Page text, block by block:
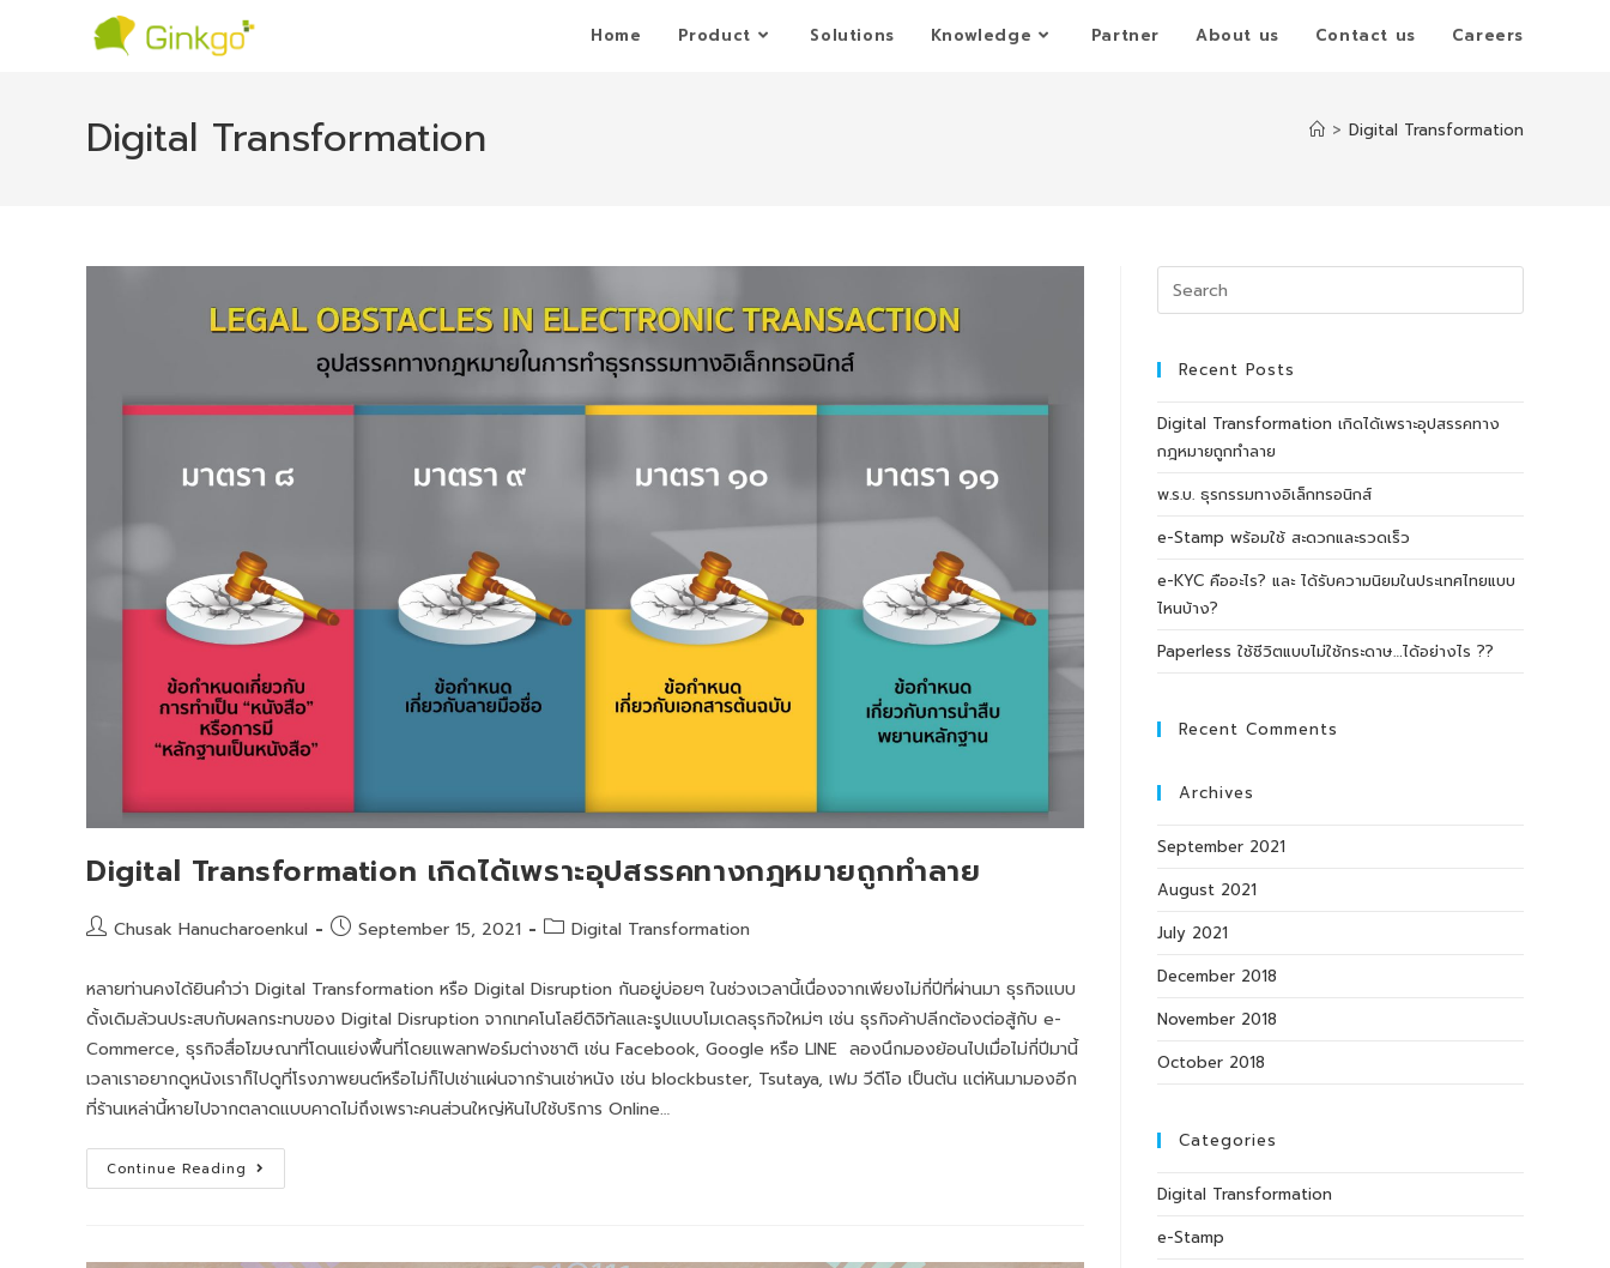
Home Product Solutions Knowledge Partner About us Contact us Careers
Digital Transformation > Digital Transformation
Digital Transformation เกิดได้เพราะอุปสรรคทางกฎหมายถูกทำลาย
Chusak Hanucharoenkul September 15, 2021 Digital Transformation
หลายท่านคงได้ยินคำว่า Digital Transformation หรือ Digital Disruption กันอยู่บ่อยๆ ในช่วงเวลานี้เนื่องจากเพียงไม่กี่ปีที่ผ่านมา ธุรกิจแบบ
ดั้งเดิมล้วนประสบกับผลกระทบของ Digital Disruption จากเทคโนโลยีดิจิทัลและรูปแบบโมเดลธุรกิจใหม่ๆ เช่น ธุรกิจค้าปลีกต้องต่อสู้กับ e-
Commerce, ธุรกิจสื่อโฆษณาที่โดนแย่งพื้นที่โดยแพลทฟอร์มต่างชาติ เช่น Facebook, Google หรือ LINE ลองนึกมองย้อนไปเมื่อไม่กี่ปีมานี้
เวลาเราอยากดูหนังเราก็ไปดูที่โรงภาพยนต์หรือไม่ก็ไปเช่าแผ่นจากร้านเช่าหนัง เช่น blockbuster, Tsutaya, เฟม วีดีโอ เป็นต้น แต่หันมามองอีก
ที่ร้านเหล่านี้หายไปจากตลาดแบบคาดไม่ถึงเพราะคนส่วนใหญ่หันไปใช้บริการ Online…
Continue Reading
Recent Posts
Digital Transformation เกิดได้เพราะอุปสรรคทาง
กฎหมายถูกทำลาย
พ.ร.บ. ธุรกรรมทางอิเล็กทรอนิกส์
e-Stamp พร้อมใช้ สะดวกและรวดเร็ว
e-KYC คืออะไร? และ ได้รับความนิยมในประเทศไทยแบบ
ไหนบ้าง?
Paperless ใช้ชีวิตแบบไม่ใช้กระดาษ…ได้อย่างไร ??
Recent Comments
Archives
September 2021
August 2021
July 2021
December 2018
November 2018
October 2018
Categories
Digital Transformation
e-Stamp